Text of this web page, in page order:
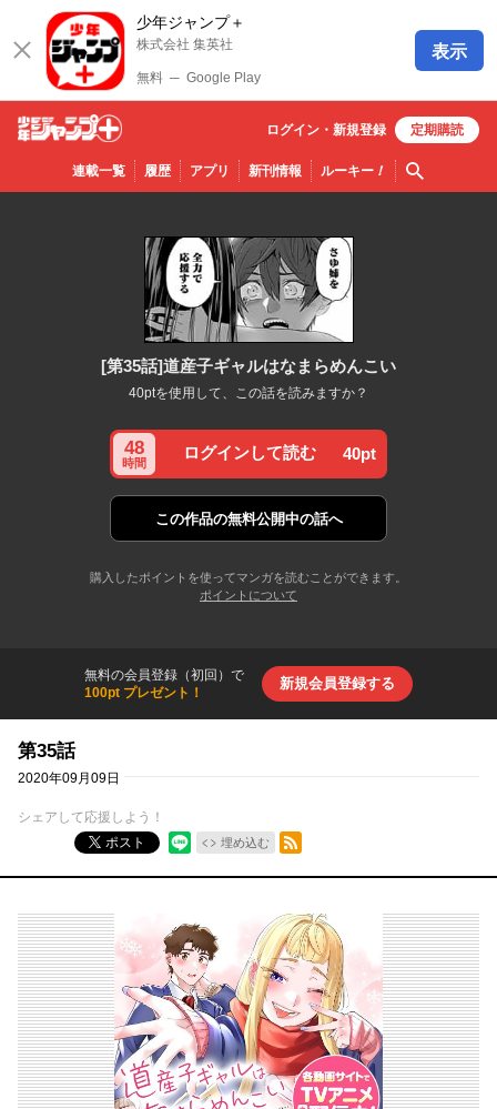
少年ジャンプ＋
株式会社 集英社
無料 ─ Google Play
表示
少年ジ
ャンプ
連載一覧 履歴 アプリ 新刊情報 ルーキー！ 検索
ログイン・ 新規登録 定期購読
[第35話]道産子ギャルはなまらめんこい
40ptを使用して、この話を読みますか？
48
時間
ログインして読む 40pt
この作品の無料公開中の話へ
購入したポイントを使ってマンガを読むことができます。
ポイントについて
無料の会員登録（初回）で
100pt プレゼント！
新規会員登録する
第35話
2020年09月09日
シェアして応援しよう！
ポスト
埋め込む
RSSフィード